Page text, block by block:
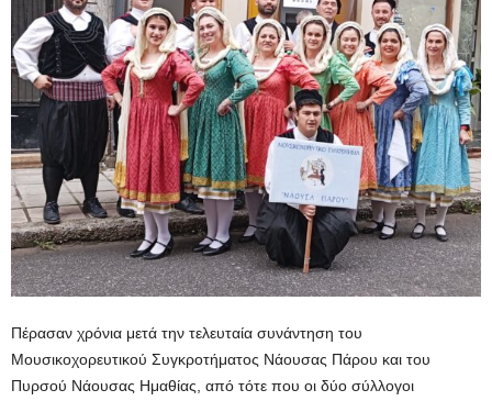
Πέρασαν χρόνια μετά την τελευταία συνάντηση του
Μουσικοχορευτικού Συγκροτήματος Νάουσας Πάρου και του
Πυρσού Νάουσας Ημαθίας, από τότε που οι δύο σύλλογοι